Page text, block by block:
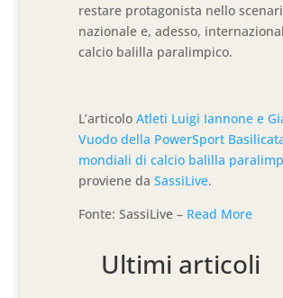
restare protagonista nello
nazionale e, adesso,
calcio balilla paralimpico.
L’articoloAtleti Luigi Iannone e
Vuodo della PowerSport
mondiali di calcio balilla
proviene daSassiLive.
Fonte: SassiLive – Read More
Ultimi articoli